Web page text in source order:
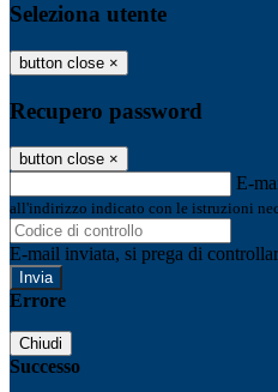
Seleziona utente
button close ×
Recupero password
button close ×
E-
all'indirizzo indicato con le istruzioni
E-mail inviata, si prega di
Errore
Chiudi
Successo